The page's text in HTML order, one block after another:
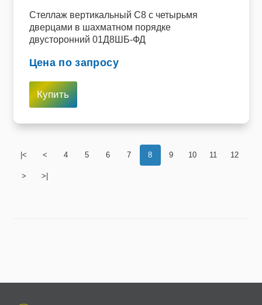
Стеллаж вертикальный C8 с четырьмя
дверцами в шахматном порядке
двусторонний 01Д8ШБ-ФД
Цена по запросу
Купить
|< < 4 5 6 7 8 9 10 11 12
> >|